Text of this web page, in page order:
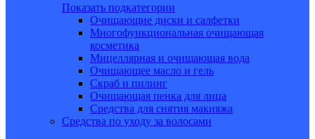
Показать подкатегории
Очищающие диски и салфетки
Многофункциональная очищающая
косметика
Мицеллярная и очищающая вода
Очищающее масло и гель
Скраб и пилинг
Очищающая пенка для лица
Средства для снятия макияжа
Средства по уходу за волосами